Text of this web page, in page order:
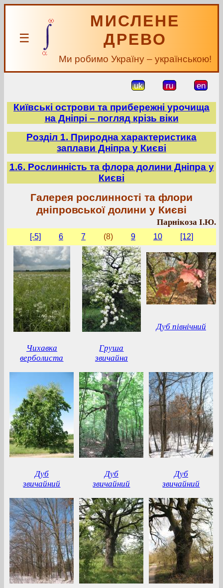
☰
МИСЛЕНЕ
ДРЕВО
Ми робимо Україну – українською!
uk ru en
Київські острови та прибережні урочища
на Дніпрі – погляд крізь віки
Розділ 1. Природна характеристика
заплави Дніпра у Києві
1.6. Рослинність та флора долини Дніпра у
Києві
Галерея рослинності та флори
дніпровської долини у Києві
Парнікоза І.Ю.
[-5] 6 7 (8) 9 10 [12]
Чихавка
верболиста
Груша
звичайна
Дуб північний
Дуб
звичайний
Дуб
звичайний
Дуб
звичайний